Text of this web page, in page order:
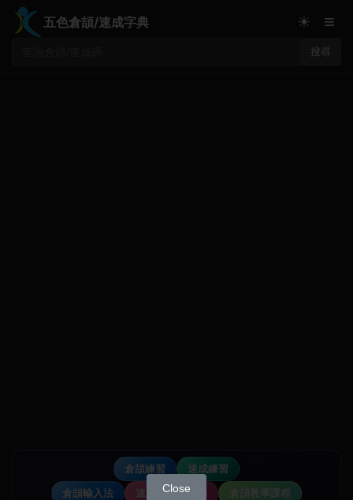
五色倉頡/速成字典
搜尋
☀ ≡
倉頡練習
速成練習
倉頡輸入法
速成輸入法教學
倉頡教學課程
Close